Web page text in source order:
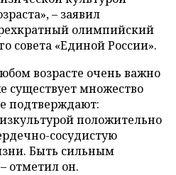
– заявил
олимпийский
совета «Единой России».
возрасте очень важно
существует множество
подтверждают:
положительно
сосудистую
Быть сильным
отметил он.